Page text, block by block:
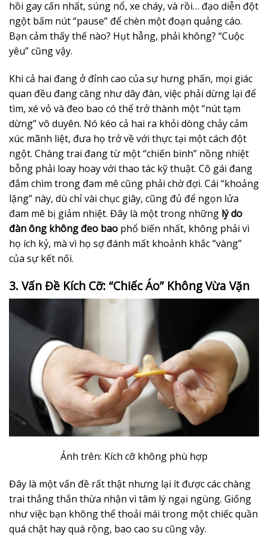
hồi gay cấn nhất, súng nổ, xe cháy, và rồi… đạo diễn đột
ngột bấm nút “pause” để chèn một đoạn quảng cáo.
Bạn cảm thấy thế nào? Hụt hẫng, phải không? “Cuộc
yêu” cũng vậy.
Khi cả hai đang ở đỉnh cao của sự hưng phấn, mọi giác
quan đều đang căng như dây đàn, việc phải dừng lại để
tìm, xé vỏ và đeo bao có thể trở thành một “nút tạm
dừng” vô duyên. Nó kéo cả hai ra khỏi dòng chảy cảm
xúc mãnh liệt, đưa họ trở về với thực tại một cách đột
ngột. Chàng trai đang từ một “chiến binh” nồng nhiệt
bỗng phải loay hoay với thao tác kỹ thuật. Cô gái đang
đắm chìm trong đam mê cũng phải chờ đợi. Cái “khoảng
lặng” này, dù chỉ vài chục giây, cũng đủ để ngọn lửa
đam mê bị giảm nhiệt. Đây là một trong những lý do
đàn ông không đeo bao phổ biến nhất, không phải vì
họ ích kỷ, mà vì họ sợ đánh mất khoảnh khắc “vàng”
của sự kết nối.
3. Vấn Đề Kích Cỡ: “Chiếc Áo” Không Vừa Vặn
Ảnh trên: Kích cỡ không phù hợp
Đây là một vấn đề rất thật nhưng lại ít được các chàng
trai thẳng thắn thừa nhận vì tâm lý ngại ngùng. Giống
như việc bạn không thể thoải mái trong một chiếc quần
quá chật hay quá rộng, bao cao su cũng vậy.